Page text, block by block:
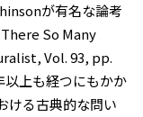
が有名な論考
So Many
Vol. 93, pp.
以上も経つにもかか
ける古典的な問い